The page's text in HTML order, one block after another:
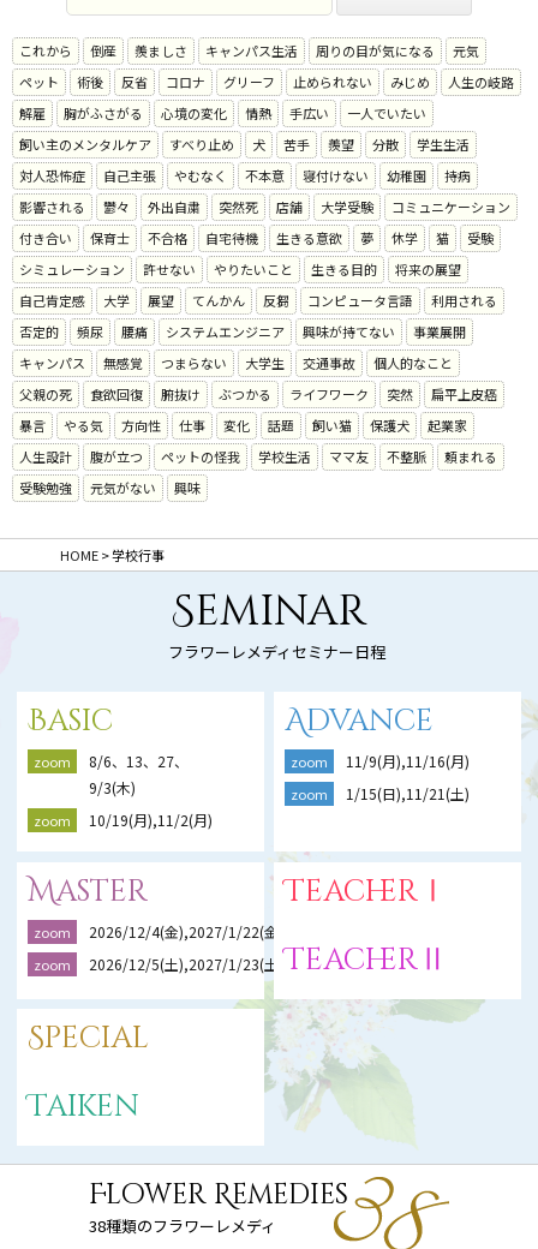
これから 倒産 羨ましさ キャンパス生活 周りの目が気になる
元気
ペット
術後 反省 コロナ グリーフ 止められない みじめ
人生の岐路
解雇
胸がふさがる 心境の変化 情熱 手広い
一人でいたい
飼い主のメンタルケア
すべり止め 犬 苦手 羨望 分散
学生生活
対人恐怖症
自己主張 やむなく 不本意 寝付けない 幼稚園
持病
影響される
鬱々 外出自粛 突然死 店舗 大学受験
コミュニケーション
付き合い
保育士 不合格 自宅待機 生きる意欲 夢 休学 猫
受験
シミュレーション
許せない やりたいこと 生きる目的
将来の展望
自己肯定感
大学 展望 てんかん 反芻 コンピュータ言語
利用される
否定的
頻尿 腰痛 システムエンジニア 興味が持てない
事業展開
キャンパス
無感覚 つまらない 大学生 交通事故
個人的なこと
父親の死
食欲回復 腑抜け ぶつかる ライフワーク 突然
扁平上皮癌
暴言
やる気 方向性 仕事 変化 話題 飼い猫 保護犬
起業家
人生設計
腹が立つ ペットの怪我 学校生活 ママ友 不整脈
頼まれる
受験勉強
元気がない 興味
HOME>学校行事
Seminar
フラワーレメディセミナー日程
Basic
zoom
8/6、13、27、
9/3(木)
zoom 10/19(月),11/2(月)
Advance
zoom 11/9(月),11/16(月)
zoom 1/15(日),11/21(土)
Master
zoom 2026/12/4(金),2027/1/22(金),2/19(金)
zoom 2026/12/5(土),2027/1/23(土),2/20(土)
TeacherⅠ
TeacherⅡ
Special
Taiken
Flower Remedies
38種類のフラワーレメディ